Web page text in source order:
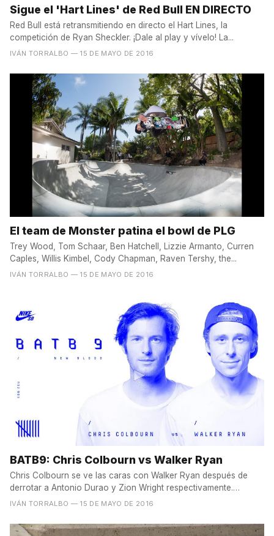
Sigue el 'Hart Lines' de Red Bull EN DIRECTO
Red Bull está retransmitiendo en directo el Hart Lines, la
competición de Ryan Sheckler. ¡Dale al play y vívelo! La...
IVÁN TORRALBO — 15 DE MAYO DE 2016
El team de Monster patina el bowl de PLG
Trey Wood, Tom Schaar, Ben Hatchell, Lizzie Armanto, Curren
Caples, Willis Kimbel, Cody Chapman, Raven Tershy, the...
IVÁN TORRALBO — 15 DE MAYO DE 2016
BATB9: Chris Colbourn vs Walker Ryan
Chris Colbourn se ve las caras con Walker Ryan después de
derrotar a Antonio Durao y Zion Wright respectivamente.
¿Cómo...
IVÁN TORRALBO — 15 DE MAYO DE 2016